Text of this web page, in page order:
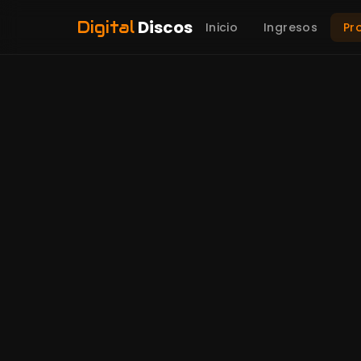
DigitalDiscos Inicio Ingresos